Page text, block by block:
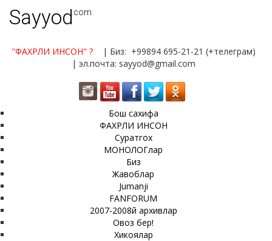
Sayyod.com
"ФАХРЛИ ИНСОН" ?
| Биз: +99894 695-21-21 (+телеграм)
| эл.почта: sayyod@gmail.com
Бош сахифа
ФАХРЛИ ИНСОН
Суратгох
МОНОЛОГлар
Биз
Жавоблар
Jumanji
FANFORUM
2007-2008й архивлар
Овоз бер!
Хикоялар